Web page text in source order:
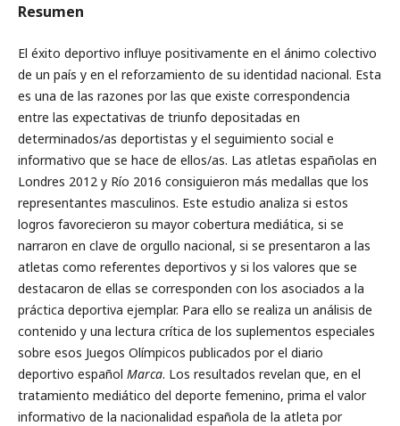
Resumen
El éxito deportivo influye positivamente en el ánimo colectivo
de un país y en el reforzamiento de su identidad nacional. Esta
es una de las razones por las que existe correspondencia
entre las expectativas de triunfo depositadas en
determinados/as deportistas y el seguimiento social e
informativo que se hace de ellos/as. Las atletas españolas en
Londres 2012 y Río 2016 consiguieron más medallas que los
representantes masculinos. Este estudio analiza si estos
logros favorecieron su mayor cobertura mediática, si se
narraron en clave de orgullo nacional, si se presentaron a las
atletas como referentes deportivos y si los valores que se
destacaron de ellas se corresponden con los asociados a la
práctica deportiva ejemplar. Para ello se realiza un análisis de
contenido y una lectura crítica de los suplementos especiales
sobre esos Juegos Olímpicos publicados por el diario
deportivo español Marca. Los resultados revelan que, en el
tratamiento mediático del deporte femenino, prima el valor
informativo de la nacionalidad española de la atleta por